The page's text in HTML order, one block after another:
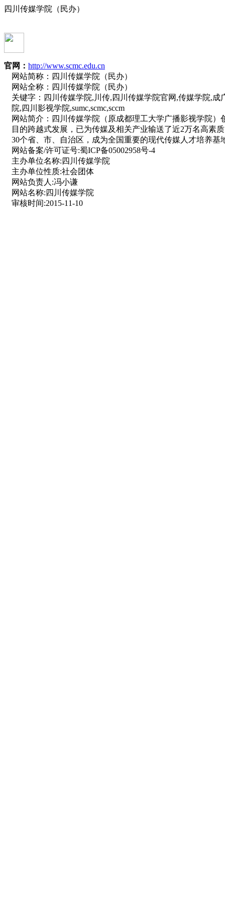
四川传媒学院（民办）
官网： http://www.scmc.edu.cn
网站简称： 四川传媒学院（民办）
网站全称： 四川传媒学院（民办）
关键字： 四川传媒学院,川传,四川传媒学院官网,传媒学院,
院,四川影视学院,sumc,scmc,sccm
网站简介： 四川传媒学院（原成都理工大学广播影视学院
目的跨越式发展，已为传媒及相关产业输送了近2万名高素
30个省、市、自治区，成为全国重要的现代传媒人才培养基
网站备案/许可证号:蜀ICP备05002958号-4
主办单位名称: 四川传媒学院
主办单位性质:社会团体
网站负责人:冯小谦
网站名称: 四川传媒学院
审核时间:2015-11-10